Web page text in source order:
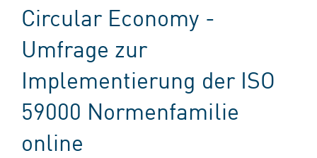
Circular Economy -
Umfrage zur
Implementierung der ISO
59000 Normenfamilie
online